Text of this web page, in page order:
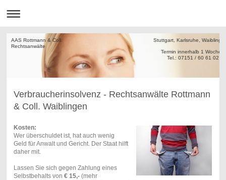
AAS Rottmann & Coll. Stuttgart, Karlsruhe,
Termin
Tel.: 07151 / 60 61 02
Verbraucherinsolvenz - Rechtsanwälte Rottmann
& Coll. Waiblingen
Kosten:
Wer überschuldet ist, hat auch wenig
Geld für Anwalt und Gericht. Der Staat hilft
daher mit.
Lassen Sie sich gegen Zahlung eines
Selbstbehalts von € 15,-(mehr